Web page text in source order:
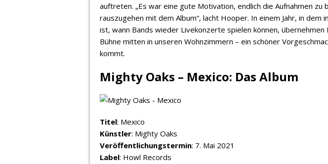
auftreten. „Es war eine gute Motivation, endlich die Aufnahmen zu
rauszugehen mit dem Album“, lacht Hooper. In einem Jahr, in dem
ist, wann Bands wieder Livekonzerte spielen können, übernehmen
Bühne mitten in unseren Wohnzimmern – ein schöner
kommt.
Mighty Oaks – Mexico: Das Album
Titel: Mexico
Künstler: Mighty Oaks
Veröffentlichungstermin: 7. Mai 2021
Label: Howl Records